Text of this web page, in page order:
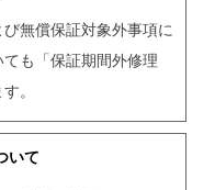
無償保証対象外事項に
も「保証期間外修理
。
いて